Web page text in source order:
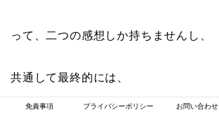
って、二つの感想しか持ちませんし、
共通して最終的には、
免責事項 プライバシーポリシー お問い合わせ